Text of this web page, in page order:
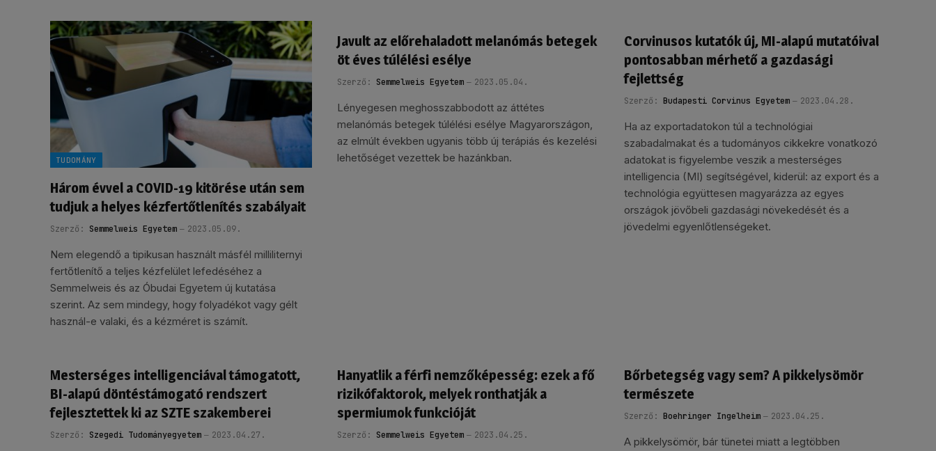
TUDOMÁNY
Három évvel a COVID-19 kitörése után sem
tudjuk a helyes kézfertőtlenítés szabályait
Szerző: Semmelweis Egyetem 2023.05.09.
Nem elegendő a tipikusan használt másfél milliliternyi
fertőtlenítő a teljes kézfelület lefedéséhez a
Semmelweis és az Óbudai Egyetem új kutatása
szerint. Az sem mindegy, hogy folyadékot vagy gélt
használ-e valaki, és a kézméret is számít.
Javult az előrehaladott melanómás betegek
öt éves túlélési esélye
Szerző: Semmelweis Egyetem 2023.05.04.
Lényegesen meghosszabbodott az áttétes
melanómás betegek túlélési esélye Magyarországon,
az elmúlt években ugyanis több új terápiás és kezelési
lehetőséget vezettek be hazánkban.
Corvinusos kutatók új, MI-alapú mutatóival
pontosabban mérhető a gazdasági
fejlettség
Szerző: Budapesti Corvinus Egyetem 2023.04.28.
Ha az exportadatokon túl a technológiai
szabadalmakat és a tudományos cikkekre vonatkozó
adatokat is figyelembe veszik a mesterséges
intelligencia (MI) segítségével, kiderül: az export és a
technológia együttesen magyarázza az egyes
országok jövőbeli gazdasági növekedését és a
jövedelmi egyenlőtlenségeket.
Mesterséges intelligenciával támogatott,
BI-alapú döntéstámogató rendszert
fejlesztettek ki az SZTE szakemberei
Szerző: Szegedi Tudományegyetem 2023.04.27.
Hanyatlik a férfi nemzőképesség: ezek a fő
rizikófaktorok, melyek ronthatják a
spermiumok funkcióját
Szerző: Semmelweis Egyetem 2023.04.25.
Bőrbetegség vagy sem? A pikkelysömör
természete
Szerző: Boehringer Ingelheim 2023.04.25.
A pikkelysömör, bár tünetei miatt a legtöbben